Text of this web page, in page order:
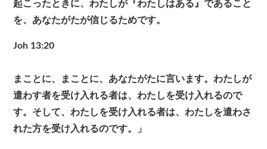
起こったときに、わたしが『わたしはある』であること
を、あなたがたが信じるためです。
Joh 13:20
まことに、まことに、あなたがたに言います。わたしが
遣わす者を受け入れる者は、わたしを受け入れるので
す。そして、わたしを受け入れる者は、わたしを遣わさ
れた方を受け入れるのです。」